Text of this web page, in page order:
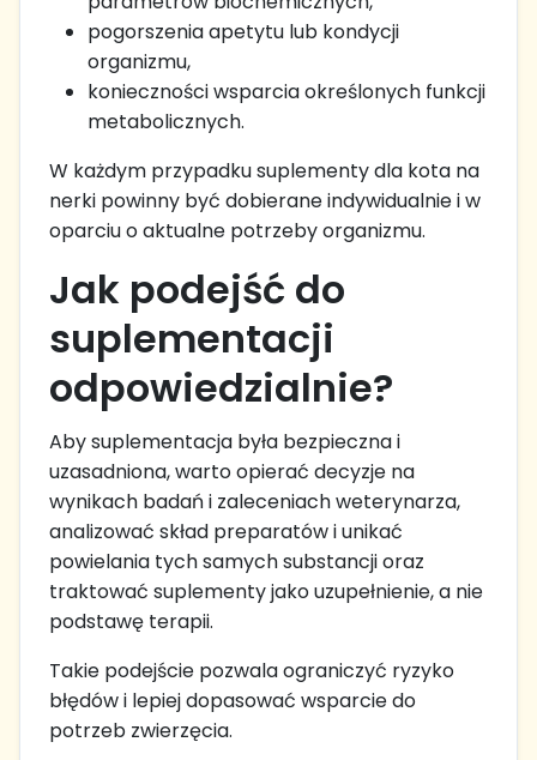
pogorszenia apetytu lub kondycji
organizmu,
konieczności wsparcia określonych funkcji
metabolicznych.
W każdym przypadku suplementy dla kota na
nerki powinny być dobierane indywidualnie i w
oparciu o aktualne potrzeby organizmu.
Jak podejść do
suplementacji
odpowiedzialnie?
Aby suplementacja była bezpieczna i
uzasadniona, warto opierać decyzje na
wynikach badań i zaleceniach weterynarza,
analizować skład preparatów i unikać
powielania tych samych substancji oraz
traktować suplementy jako uzupełnienie, a nie
podstawę terapii.
Takie podejście pozwala ograniczyć ryzyko
błędów i lepiej dopasować wsparcie do
potrzeb zwierzęcia.